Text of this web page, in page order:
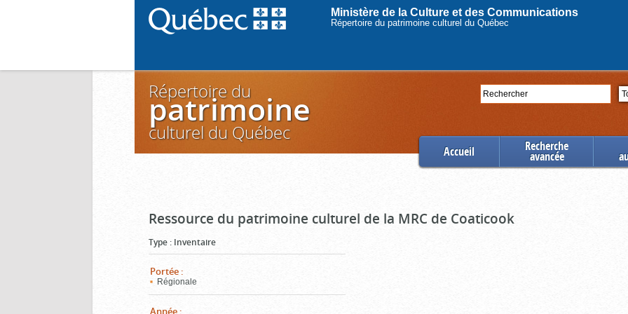
Ministère de la Culture et des Communications
Répertoire du patrimoine culturel du Québec
Rechercher
Répertoire du
patrimoine
culturel du Québec
Accueil Recherche
avancée
Ressource du patrimoine culturel de la MRC de Coaticook
Type : Inventaire
Portée :
Régionale